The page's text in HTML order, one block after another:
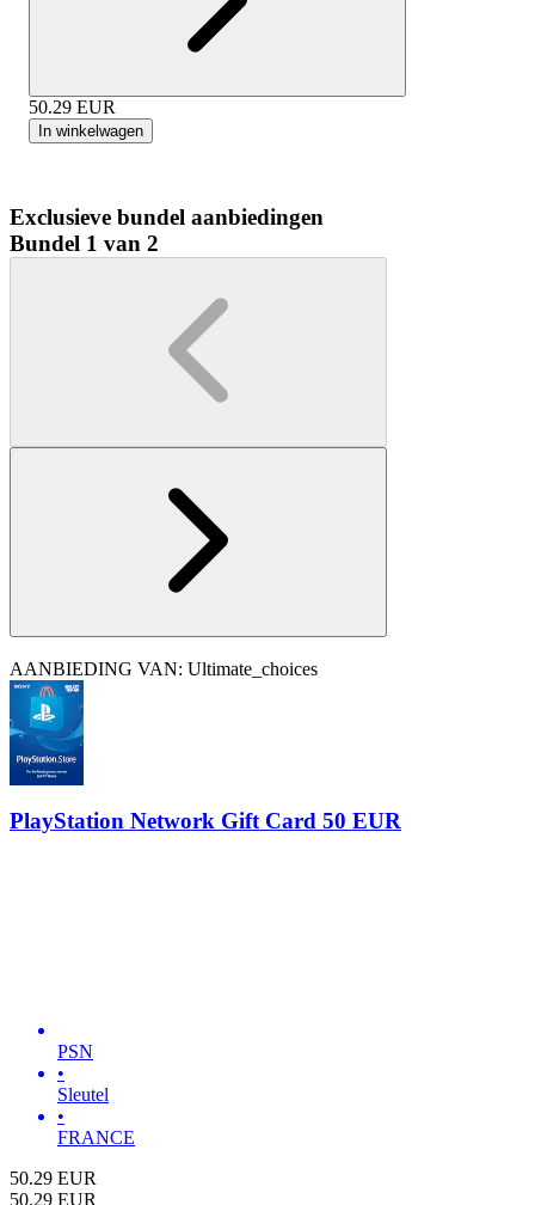
50.29 EUR
In winkelwagen
Exclusieve bundel aanbiedingen
Bundel 1 van 2
AANBIEDING VAN: Ultimate_choices
PlayStation Network Gift Card 50 EUR
PSN
•
Sleutel
•
FRANCE
50.29 EUR
50.29 EUR